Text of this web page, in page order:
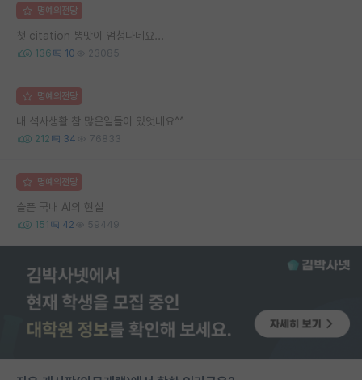
명예의전당
첫 citation 뽕맛이 엄청나네요...
136 10 23085
명예의전당
내 석사생활 참 많은일들이 있엇네요^^
212 34 76833
명예의전당
슬픈 국내 AI의 현실
151 42 59449